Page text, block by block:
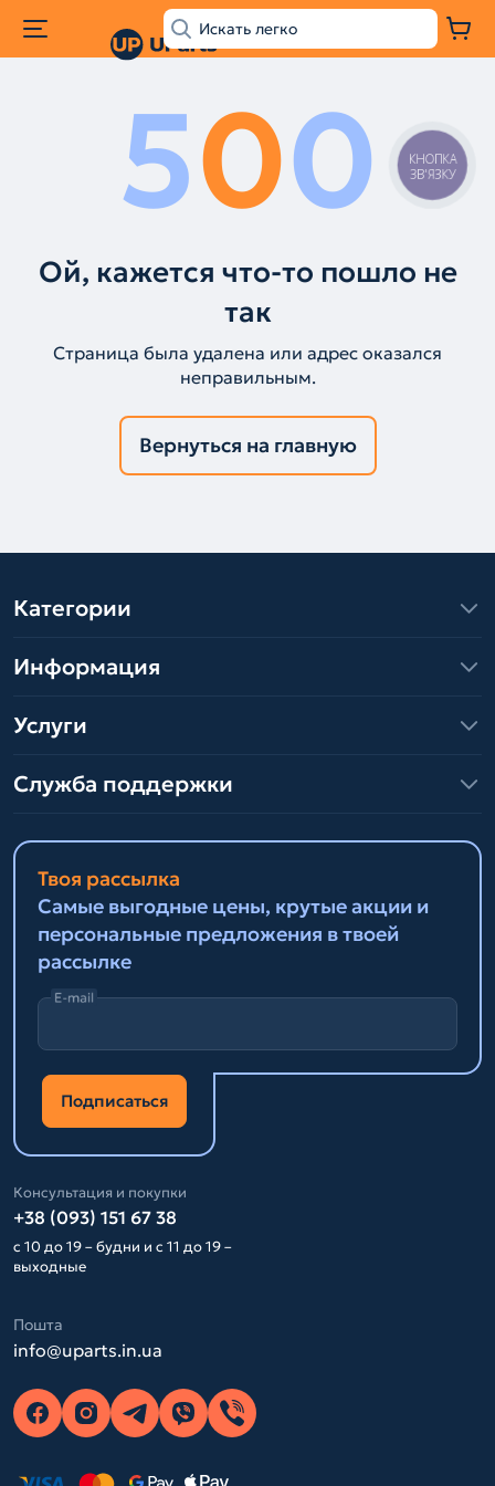
500
Ой, кажется что-то пошло не
так
Страница была удалена или адрес оказался
неправильным.
Вернуться на главную
Категории
Информация
Услуги
Служба поддержки
Твоя рассылка
Самые выгодные цены, крутые акции и
персональные предложения в твоей
рассылке
E-mail
Подписаться
Консультация и покупки
+38 (093) 151 67 38
с 10 до 19 – будни и с 11 до 19 –
выходные
Пошта
info@uparts.in.ua
КНОПКА
ЗВ'ЯЗКУ